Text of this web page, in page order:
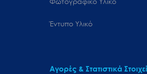
Έντυπο Υλικό
Αγορές & Στατιστικά